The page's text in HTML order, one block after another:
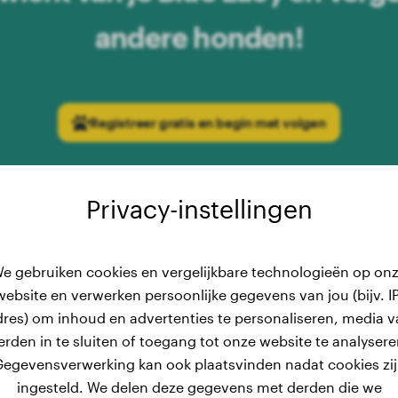
andere honden!
Registreer gratis en begin met volgen
voor mannetjes:
Blue Lacy van 2 tot 15
Privacy-instellingen
gebruiken cookies en vergelijkbare technologieën op
en verwerken persoonlijke gegevens van jou (bijv.
om inhoud en advertenties te personaliseren, media
in te sluiten of toegang tot onze website te
kan ook plaatsvinden nadat cookies
ingesteld. We delen deze gegevens met derden die we